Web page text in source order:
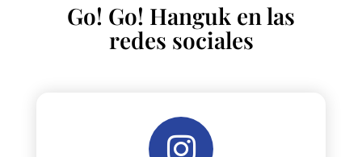
Go! Go! Hanguk en las
redes sociales